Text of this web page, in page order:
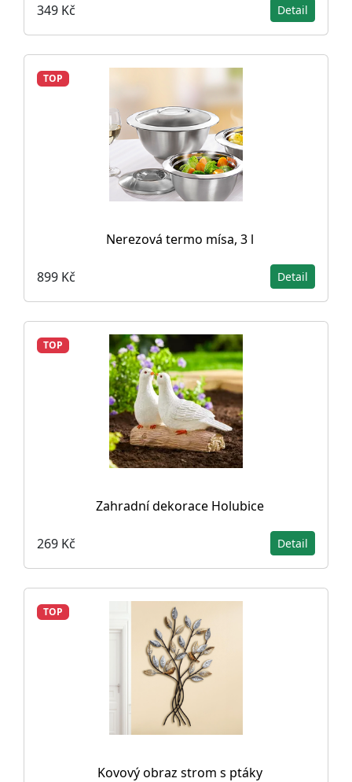
349 Kč Detail
TOP
Nerezová termo mísa, 3 l
899 Kč Detail
TOP
Zahradní dekorace Holubice
269 Kč Detail
TOP
Kovový obraz strom s ptáky